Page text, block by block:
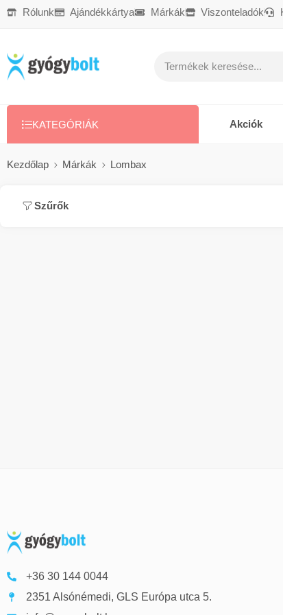
Rólunk Ajándékkártya Márkák Viszonteladók
KATEGÓRIÁK Akciók
Kezdőlap Márkák Lombax
Szűrők
+36 30 144 0044
2351 Alsónémedi, GLS Európa utca 5.